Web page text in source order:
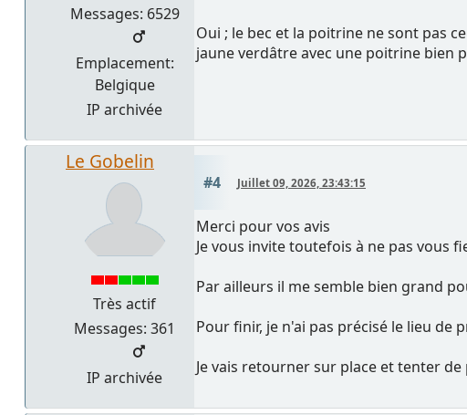
Messages: 6529
Emplacement:
Belgique
IP archivée
Oui ; le bec et la poitrine ne sont pas
jaune verdâtre avec une poitrine bien
Le Gobelin
Très actif
Messages: 361
IP archivée
#4 Juillet 09, 2026, 23:43:15
Merci pour vos avis
Je vous invite toutefois à ne pas vous
Par ailleurs il me semble bien grand
Pour finir, je n'ai pas précisé le lieu de
Je vais retourner sur place et tenter